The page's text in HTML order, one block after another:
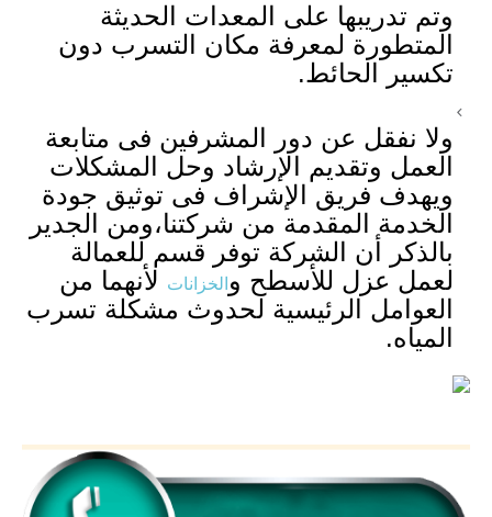
وتم تدريبها على المعدات الحديثة
المتطورة لمعرفة مكان التسرب دون
تكسير الحائط.
ولا نفقل عن دور المشرفين فى متابعة
العمل وتقديم الإرشاد وحل المشكلات
ويهدف فريق الإشراف فى توثيق جودة
الخدمة المقدمة من شركتنا،ومن الجدير
بالذكر أن الشركة توفر قسم للعمالة
لعمل عزل للأسطح والخزانات لأنهما من
العوامل الرئيسية لحدوث مشكلة تسرب
المياه.